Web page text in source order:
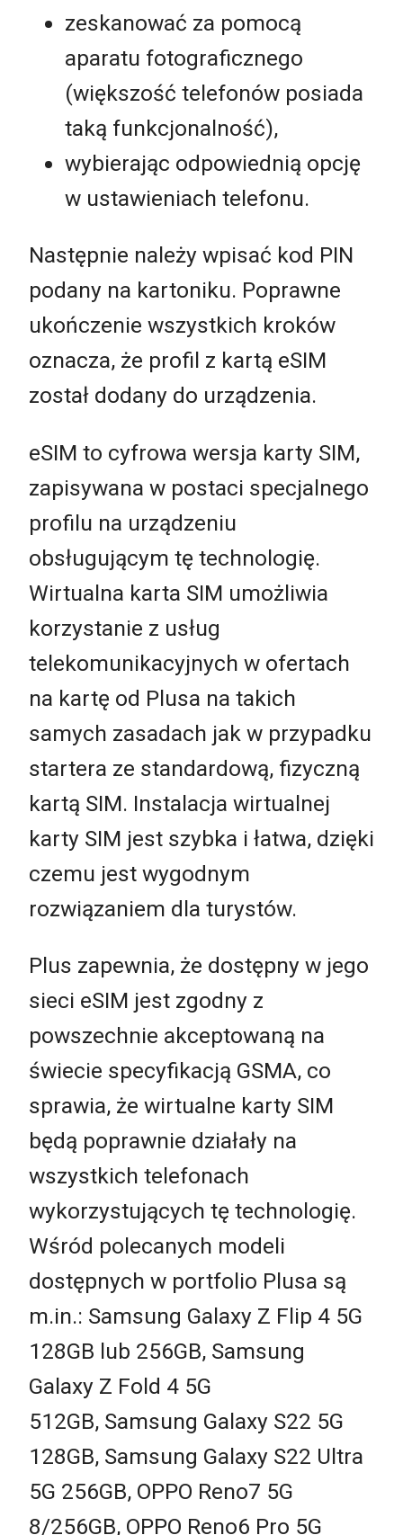
zeskanować za pomocą
aparatu fotograficznego
(większość telefonów posiada
taką funkcjonalność),
wybierając odpowiednią opcję
w ustawieniach telefonu.
Następnie należy wpisać kod PIN
podany na kartoniku. Poprawne
ukończenie wszystkich kroków
oznacza, że profil z kartą eSIM
został dodany do urządzenia.
eSIM to cyfrowa wersja karty SIM,
zapisywana w postaci specjalnego
profilu na urządzeniu
obsługującym tę technologię.
Wirtualna karta SIM umożliwia
korzystanie z usług
telekomunikacyjnych w ofertach
na kartę od Plusa na takich
samych zasadach jak w przypadku
startera ze standardową, fizyczną
kartą SIM. Instalacja wirtualnej
karty SIM jest szybka i łatwa, dzięki
czemu jest wygodnym
rozwiązaniem dla turystów.
Plus zapewnia, że dostępny w jego
sieci eSIM jest zgodny z
powszechnie akceptowaną na
świecie specyfikacją GSMA, co
sprawia, że wirtualne karty SIM
będą poprawnie działały na
wszystkich telefonach
wykorzystujących tę technologię.
Wśród polecanych modeli
dostępnych w portfolio Plusa są
m.in.: Samsung Galaxy Z Flip 4 5G
128GB lub 256GB, Samsung
Galaxy Z Fold 4 5G
512GB, Samsung Galaxy S22 5G
128GB, Samsung Galaxy S22 Ultra
5G 256GB, OPPO Reno7 5G
8/256GB, OPPO Reno6 Pro 5G